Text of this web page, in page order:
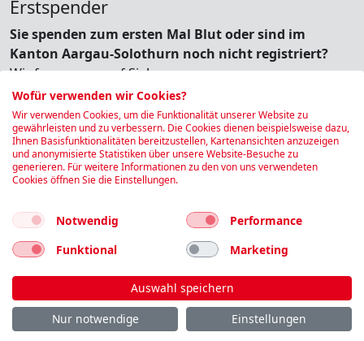
Erstspender
Sie spenden zum ersten Mal Blut oder sind im
Kanton Aargau-Solothurn noch nicht registriert?
Wir freuen uns auf Sie!
Bitte registrieren Sie sich kurz.
Reservierung ohne Spendernummer
Impressum | Kontakt | Datenschutz
Folgen Sie uns
Wofür verwenden wir Cookies?
Wir verwenden Cookies, um die Funktionalität unserer Website zu
gewährleisten und zu verbessern. Die Cookies dienen beispielsweise dazu,
Ihnen Basisfunktionalitäten bereitzustellen, Kartenansichten anzuzeigen
und anonymisierte Statistiken über unsere Website-Besuche zu
generieren. Für weitere Informationen zu den von uns verwendeten
Cookies öffnen Sie die Einstellungen.
Notwendig
Performance
Funktional
Marketing
Auswahl speichern
Nur notwendige
Einstellungen